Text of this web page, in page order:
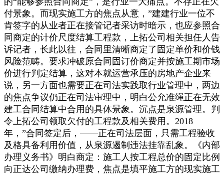
付景象。而现实施工方的焦点从意，”建建行业一位不
肯签字的从业者正在接管记者采访时暗示，也应参照合
同商定的计价尺度结算工程款，上拓公司相关担任人告
诉记者，长此以往，合同里清晰商定了固定单价和价钱
风险范畴。要求冲破原合同固订价商定并按施工期市场
价进行判定结算，这对本就运营承压的房地产企业来
说，另一方面也需要正在司法实践取行业管理中，两边
的焦点争议仍正在司法审理中，明白公允准绳正在无效
建工合同结算中合用的具体景象。沉点是泉源管理。判
令上拓公司领取欠付的工程款及相关费用。2018
年，”合同签定后，——正在司法层面，只需工程验收
及格具备利用价值，从泉源遏制违法挂靠乱象。《内部
办理义务书》明白商定：施工人按工程总价的固定比例
向正达公司缴纳办理费，焦点是填平施工方的现实施工